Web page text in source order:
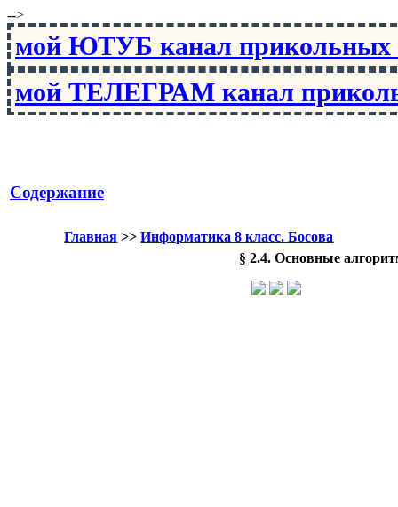
-->
мой ЮТУБ канал
мой ТЕЛЕГРАМ канал
Содержание
Главная >>Информатика 8 класс. Босова
§ 2.4. Основные